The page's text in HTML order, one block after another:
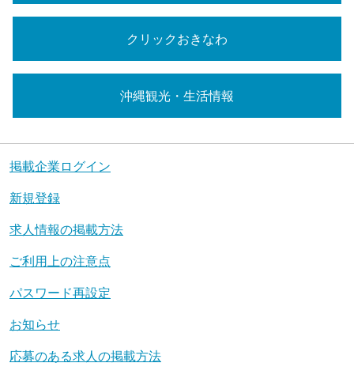
クリックおきなわ
沖縄観光・生活情報
掲載企業ログイン
新規登録
求人情報の掲載方法
ご利用上の注意点
パスワード再設定
お知らせ
応募のある求人の掲載方法